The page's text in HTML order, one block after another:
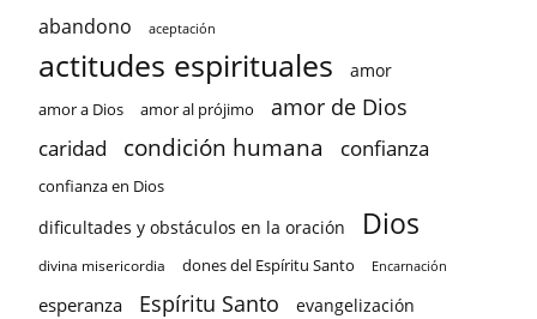
abandono aceptación
actitudes espirituales amor
amor a Dios amor al prójimo amor de Dios
caridad condición humana confianza
confianza en Dios
dificultades y obstáculos en la oración Dios
divina misericordia dones del Espíritu Santo Encarnación
esperanza Espíritu Santo evangelización